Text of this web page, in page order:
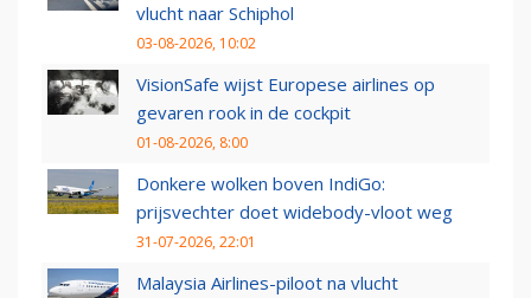
vlucht naar Schiphol
03-08-2026, 10:02
VisionSafe wijst Europese airlines op
gevaren rook in de cockpit
01-08-2026, 8:00
Donkere wolken boven IndiGo:
prijsvechter doet widebody-vloot weg
31-07-2026, 22:01
Malaysia Airlines-piloot na vlucht